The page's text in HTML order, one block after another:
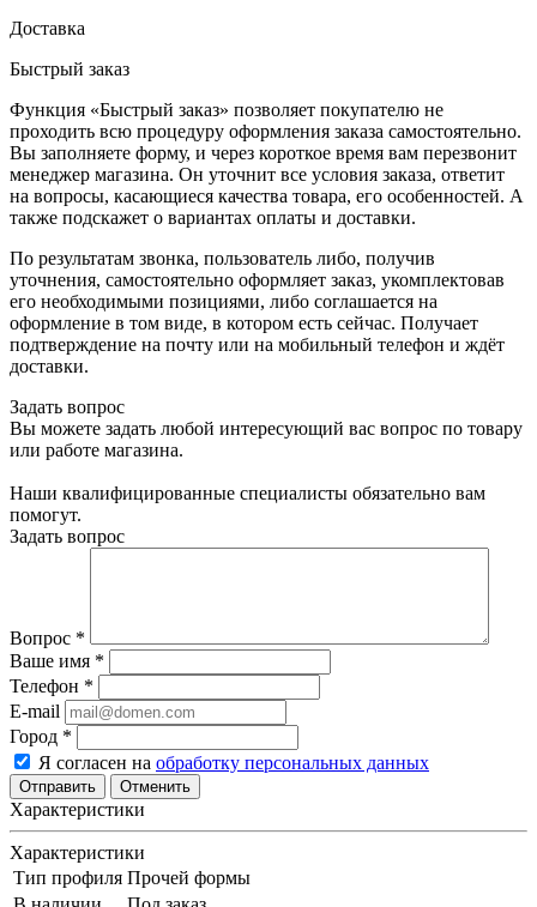
Доставка
Быстрый заказ
Функция «Быстрый заказ» позволяет покупателю не
проходить всю процедуру оформления заказа самостоятельно.
Вы заполняете форму, и через короткое время вам перезвонит
менеджер магазина. Он уточнит все условия заказа, ответит
на вопросы, касающиеся качества товара, его особенностей. А
также подскажет о вариантах оплаты и доставки.
По результатам звонка, пользователь либо, получив
уточнения, самостоятельно оформляет заказ, укомплектовав
его необходимыми позициями, либо соглашается на
оформление в том виде, в котором есть сейчас. Получает
подтверждение на почту или на мобильный телефон и ждёт
доставки.
Задать вопрос
Вы можете задать любой интересующий вас вопрос по товару
или работе магазина.
Наши квалифицированные специалисты обязательно вам
помогут.
Задать вопрос
Вопрос *
Ваше имя *
Телефон *
E-mail
Город *
Я согласен на обработку персональных данных
Отменить
Характеристики
Характеристики
Тип профиля Прочей формы